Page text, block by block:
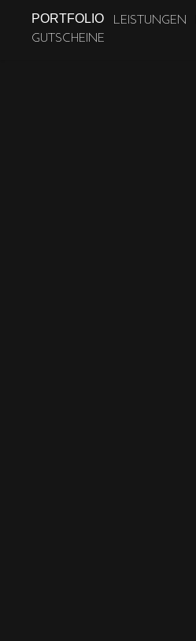
PORTFOLIO LEISTUNGEN
GUTSCHEINE